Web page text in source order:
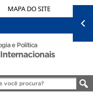
MAPA DO SITE
e Política